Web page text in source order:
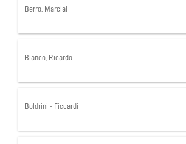
Berro, Marcial
Blanco, Ricardo
Boldrini - Ficcardi